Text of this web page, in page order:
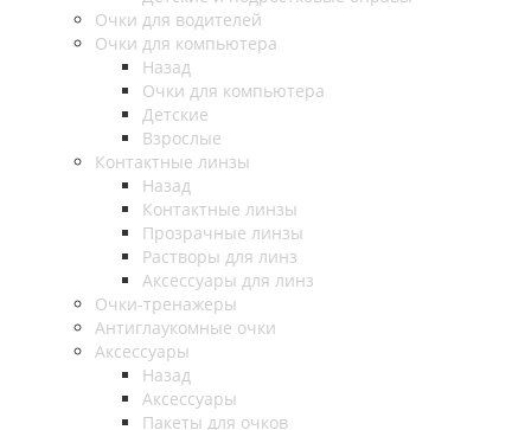
Очки для водителей
Очки для компьютера
Назад
Очки для компьютера
Детские
Взрослые
Контактные линзы
Назад
Контактные линзы
Прозрачные линзы
Растворы для линз
Аксессуары для линз
Очки-тренажеры
Антиглаукомные очки
Аксессуары
Назад
Аксессуары
Пакеты для очков